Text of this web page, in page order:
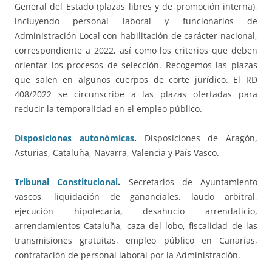
General del Estado (plazas libres y de promoción interna),
incluyendo personal laboral y funcionarios de
Administración Local con habilitación de carácter nacional,
correspondiente a 2022, así como los criterios que deben
orientar los procesos de selección. Recogemos las plazas
que salen en algunos cuerpos de corte jurídico. El RD
408/2022 se circunscribe a las plazas ofertadas para
reducir la temporalidad en el empleo público.
Disposiciones autonómicas. Disposiciones de Aragón,
Asturias, Cataluña, Navarra, Valencia y País Vasco.
Tribunal Constitucional. Secretarios de Ayuntamiento
vascos, liquidación de gananciales, laudo arbitral,
ejecución hipotecaria, desahucio arrendaticio,
arrendamientos Cataluña, caza del lobo, fiscalidad de las
transmisiones gratuitas, empleo público en Canarias,
contratación de personal laboral por la Administración.